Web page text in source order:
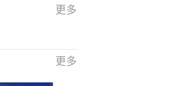
更多
更多